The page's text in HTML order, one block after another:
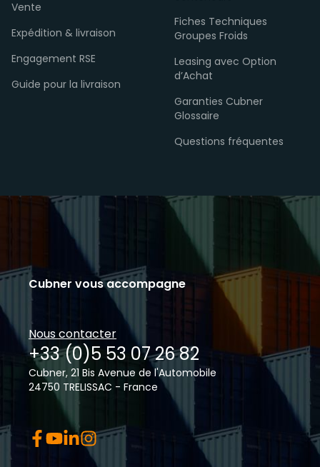
Cubner vous accompagne
Nous contacter
+33 (0)5 53 07 26 82
Cubner, 21 Bis Avenue de l'Automobile
24750 TRELISSAC - France
Vente
Expédition & livraison
Engagement RSE
Guide pour la livraison
Fiches Techniques
Groupes Froids
Leasing avec Option
d’Achat
Garanties Cubner
Glossaire
Questions fréquentes